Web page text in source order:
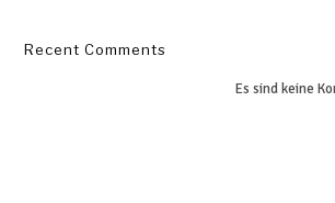
Recent Comments
Es sind keine